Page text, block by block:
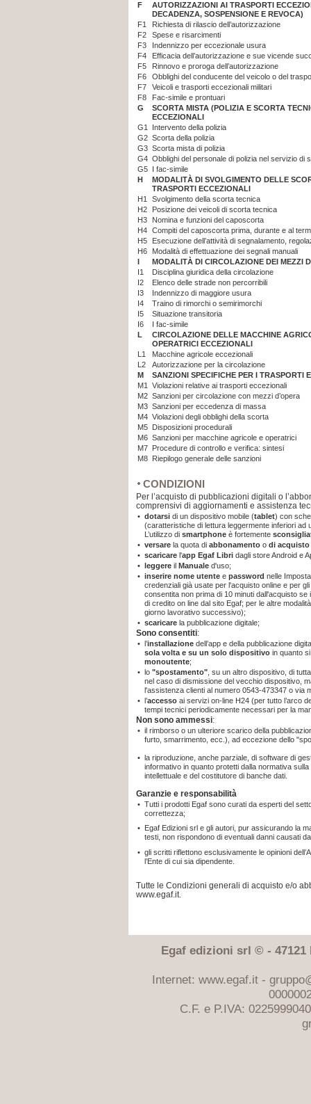
F
AUTORIZZAZIONI AI TRASPORTI
DECADENZA, SOSPENSIONE E REVOCA)
F1
Richiesta di rilascio dell’autorizzazione
F2
Spese e risarcimenti
F3
Indennizzo per eccezionale usura
F4
Efficacia dell’autorizzazione e sue vicende
F5
Rinnovo e proroga dell’autorizzazione
F6
Obblighi del conducente del veicolo o del
F7
Veicoli e trasporti eccezionali militari
F8
Fac-simile e prontuari
G
SCORTA MISTA (POLIZIA E SCORTA
ECCEZIONALI
G1
Intervento della polizia
G2 Scorta della polizia
G3 Scorta mista di polizia
G4 Obblighi del personale di polizia nel servizio di
G5 I fac-simile
H
MODALITÀ DI SVOLGIMENTO DELLE
TRASPORTI ECCEZIONALI
H1
Svolgimento della scorta tecnica
H2
Posizione dei veicoli di scorta tecnica
H3
Nomina e funzioni del caposcorta
H4 Compiti del caposcorta prima, durante e al
H5
Esecuzione dell’attività di segnalamento,
H6
Modalità di effettuazione dei segnali manuali
I
MODALITÀ DI CIRCOLAZIONE DEI MEZZI
I1
Disciplina giuridica della circolazione
I2
Elenco delle strade non percorribili
I3
Indennizzo di maggiore usura
I4
Traino di rimorchi o semirimorchi
I5
Situazione transitoria
I6
I fac-simile
L
CIRCOLAZIONE DELLE MACCHINE
OPERATRICI ECCEZIONALI
L1
Macchine agricole eccezionali
L2
Autorizzazione per la circolazione
M
SANZIONI SPECIFICHE PER I TRASPORTI
M1
Violazioni relative ai trasporti eccezionali
M2 Sanzioni per circolazione con mezzi d’opera
M3 Sanzioni per eccedenza di massa
M4 Violazioni degli obblighi della scorta
M5 Disposizioni procedurali
M6 Sanzioni per macchine agricole e operatrici
M7 Procedure di controllo e verifica: sintesi
M8 Riepilogo generale delle sanzioni
CONDIZIONI
Per l’acquisto di pubblicazioni digitali o
comprensivi di aggiornamenti e assistenza
• dotarsi di un dispositivo mobile (tablet) con
(caratteristiche di lettura leggermente inferiori ad
L’utilizzo di smartphone è fortemente
• versare la quota di abbonamento o di acquisto
• scaricare l'app Egaf Libri dagli store Android e
• leggere il Manuale d'uso;
• inserire nome utente e password nelle
credenziali già usate per l'acquisto online e per
consentita non prima di 10 minuti dall'acquisto
di credito on line dal sito Egaf; per le altre
giorno lavorativo successivo);
• scaricare la pubblicazione digitale;
Sono consentiti:
• l’installazione dell’app e della pubblicazione
sola volta e su un solo dispositivo in quanto
monoutente;
• lo "spostamento" , su un altro dispositivo, di
nel caso di dismissione del vecchio dispositivo,
l'assistenza clienti al numero 0543-473347 o via
• l’accesso ai servizi on-line H24 (per tutto l’arco
tempi tecnici periodicamente necessari per la
Non sono ammessi:
• il rimborso o un ulteriore scarico della
furto, smarrimento, ecc.), ad eccezione dello
• la riproduzione, anche parziale, di software di
informativo in quanto protetti dalla normativa
intellettuale e del costitutore di banche dati.
Garanzie e responsabilità
• Tutti i prodotti Egaf sono curati da esperti del
correttezza;
• Egaf Edizioni srl e gli autori, pur assicurando la
testi, non rispondono di eventuali danni causati
• gli scritti riflettono esclusivamente le opinioni
l’Ente di cui sia dipendente.
Tutte le Condizioni generali di acquisto e/o
www.egaf.it.
Egaf edizioni srl © - 47121
Internet: www.egaf.it -
C.F. e P.IVA: